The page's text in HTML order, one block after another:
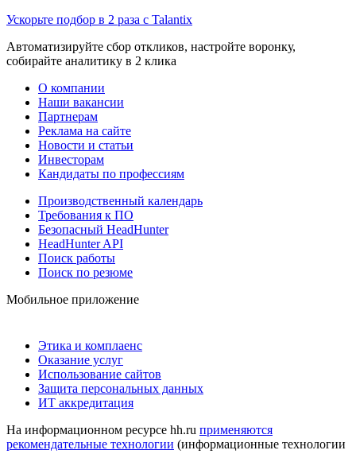
Ускорьте подбор в 2 раза с Talantix
Автоматизируйте сбор откликов, настройте воронку,
собирайте аналитику в 2 клика
О компании
Наши вакансии
Партнерам
Реклама на сайте
Новости и статьи
Инвесторам
Кандидаты по профессиям
Производственный календарь
Требования к ПО
Безопасный HeadHunter
HeadHunter API
Поиск работы
Поиск по резюме
Мобильное приложение
Этика и комплаенс
Оказание услуг
Использование сайтов
Защита персональных данных
ИТ аккредитация
На информационном ресурсе hh.ru применяются
рекомендательные технологии (информационные технологии